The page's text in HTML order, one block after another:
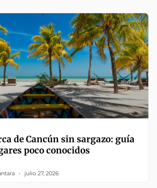
de Cancún sin sargazo: guía
poco conocidos
julio 27, 2026